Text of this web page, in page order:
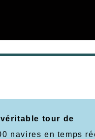
tour de
navires en temps